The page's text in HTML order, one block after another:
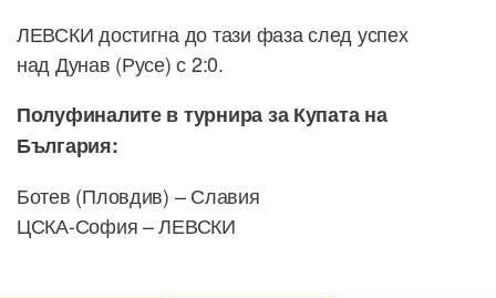
ЛЕВСКИ достигна до тази фаза след успех
над Дунав (Русе) с 2:0.
Полуфиналите в турнира за Купата на
България:
Ботев (Пловдив) – Славия
ЦСКА-София – ЛЕВСКИ